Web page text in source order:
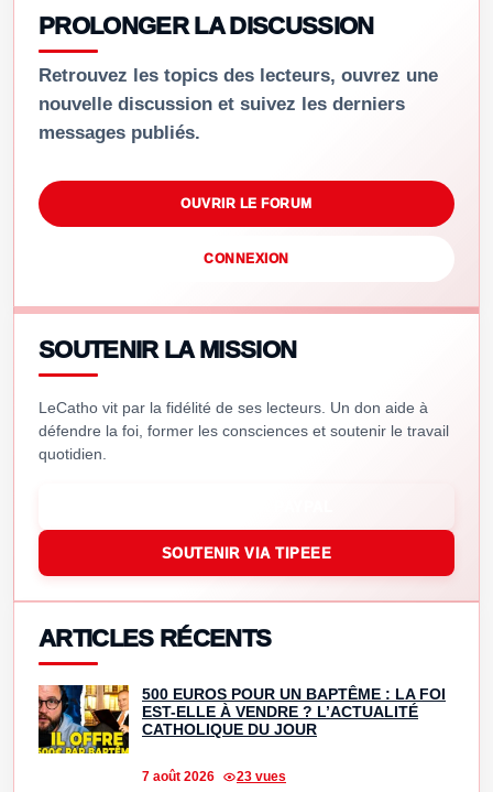
PROLONGER LA DISCUSSION
Retrouvez les topics des lecteurs, ouvrez une
nouvelle discussion et suivez les derniers
messages publiés.
OUVRIR LE FORUM
CONNEXION
SOUTENIR LA MISSION
LeCatho vit par la fidélité de ses lecteurs. Un don aide à
défendre la foi, former les consciences et soutenir le travail
quotidien.
SOUTENIR VIA TIPEEE
ARTICLES RÉCENTS
500 EUROS POUR UN BAPTÊME : LA FOI
EST-ELLE À VENDRE ? L’ACTUALITÉ
CATHOLIQUE DU JOUR
7 août 2026 23 vues